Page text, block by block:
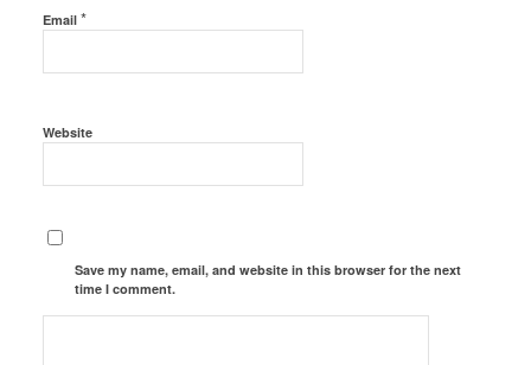
Email *
Website
Save my name, email, and website in this browser for the next
time I comment.